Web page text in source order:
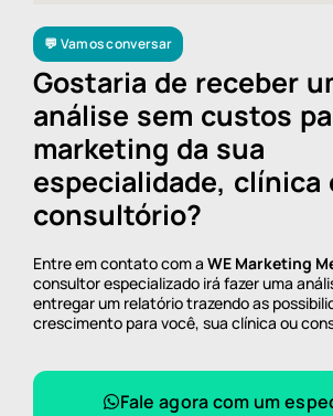
💬 Vamos conversar
Gostaria de receber
análise sem custos
marketing da sua
especialidade, clínica
consultório?
Entre em contato com a WE Marketing
consultor especializado irá fazer uma
entregar um relatório trazendo as
crescimento para você, sua clínica ou
Fale agora com um